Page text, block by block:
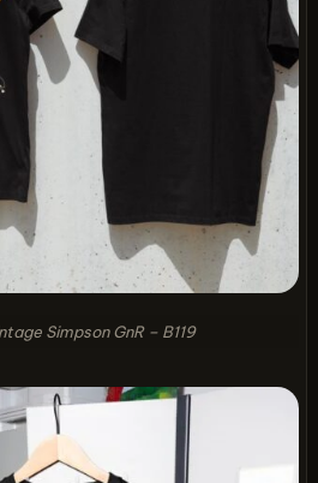
Simpson GnR – B119